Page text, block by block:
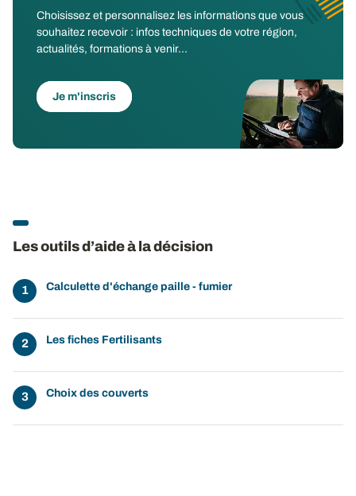
Choisissez et personnalisez les informations que vous
souhaitez recevoir : infos techniques de votre région,
actualités, formations à venir...
Je m'inscris
Les outils d’aide à la décision
Calculette d'échange paille - fumier
Les fiches Fertilisants
Choix des couverts